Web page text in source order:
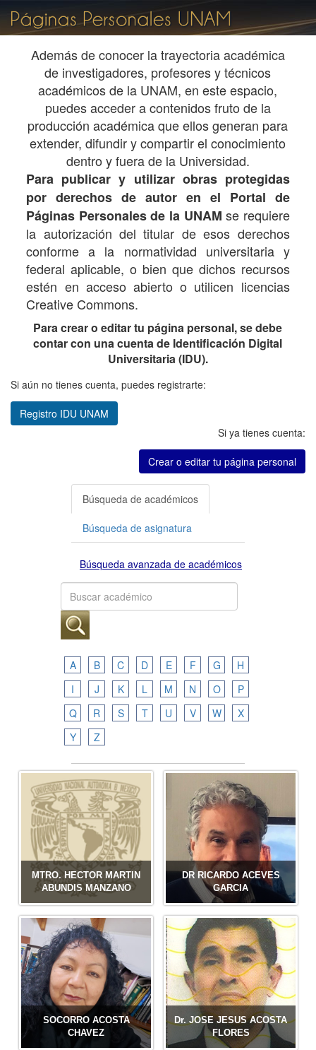
Además de conocer la trayectoria académica
de investigadores, profesores y técnicos
académicos de la UNAM, en este espacio,
puedes acceder a contenidos fruto de la
producción académica que ellos generan para
extender, difundir y compartir el conocimiento
dentro y fuera de la Universidad.
Para publicar y utilizar obras protegidas
por derechos de autor en el Portal de
Páginas Personales de la UNAM se requiere
la autorización del titular de esos derechos
conforme a la normatividad universitaria y
federal aplicable, o bien que dichos recursos
estén en acceso abierto o utilicen licencias
Creative Commons.
Para crear o editar tu página personal, se debe
contar con una cuenta de Identificación Digital
Universitaria (IDU).
Si aún no tienes cuenta, puedes registrarte:
Registro IDU UNAM
Si ya tienes cuenta:
Crear o editar tu página personal
Búsqueda de académicos
Búsqueda de asignatura
A B C D E F G
H
I
J K L M N O
P
Q
R S T U V W
X
Y
Z
MTRO. HECTOR MARTIN
ABUNDIS MANZANO
DR RICARDO ACEVES
GARCIA
SOCORRO ACOSTA
CHAVEZ
Dr. JOSE JESUS ACOSTA
FLORES